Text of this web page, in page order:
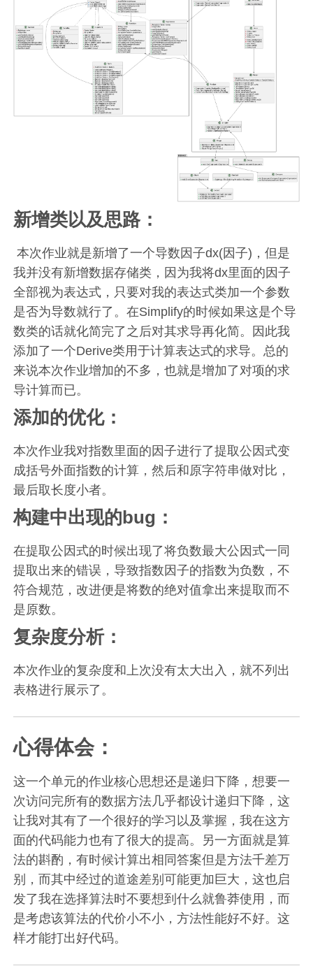
新增类以及思路：
本次作业就是新增了一个导数因子dx(因子)，但是
我并没有新增数据存储类，因为我将dx里面的因子
全部视为表达式，只要对我的表达式类加一个参数
是否为导数就行了。在Simplify的时候如果这是个导
数类的话就化简完了之后对其求导再化简。因此我
添加了一个Derive类用于计算表达式的求导。总的
来说本次作业增加的不多，也就是增加了对项的求
导计算而已。
添加的优化：
本次作业我对指数里面的因子进行了提取公因式变
成括号外面指数的计算，然后和原字符串做对比，
最后取长度小者。
构建中出现的bug：
在提取公因式的时候出现了将负数最大公因式一同
提取出来的错误，导致指数因子的指数为负数，不
符合规范，改进便是将数的绝对值拿出来提取而不
是原数。
复杂度分析：
本次作业的复杂度和上次没有太大出入，就不列出
表格进行展示了。
心得体会：
这一个单元的作业核心思想还是递归下降，想要一
次访问完所有的数据方法几乎都设计递归下降，这
让我对其有了一个很好的学习以及掌握，我在这方
面的代码能力也有了很大的提高。另一方面就是算
法的斟酌，有时候计算出相同答案但是方法千差万
别，而其中经过的道途差别可能更加巨大，这也启
发了我在选择算法时不要想到什么就鲁莽使用，而
是考虑该算法的代价小不小，方法性能好不好。这
样才能打出好代码。